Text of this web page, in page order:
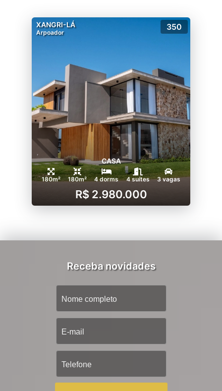
XANGRI-LÁ
Arpoador
350
CASA
180m² 180m² 4 dorms 4 suítes 3 vagas
R$ 2.980.000
Receba novidades